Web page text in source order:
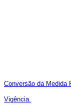
Conversão da Medida
Vigência.